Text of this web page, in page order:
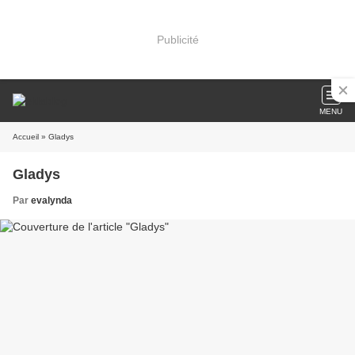
Publicité
MENU
Accueil » Gladys
Gladys
Par evalynda